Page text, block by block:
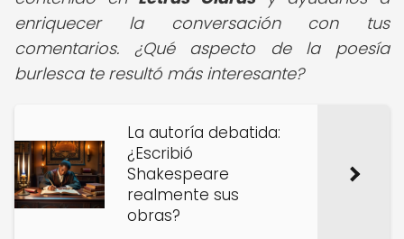
enriquecer la conversación con tus
comentarios. ¿Qué aspecto de la poesía
burlesca te resultó más interesante?
La autoría debatida:
¿Escribió
Shakespeare
realmente sus
obras?